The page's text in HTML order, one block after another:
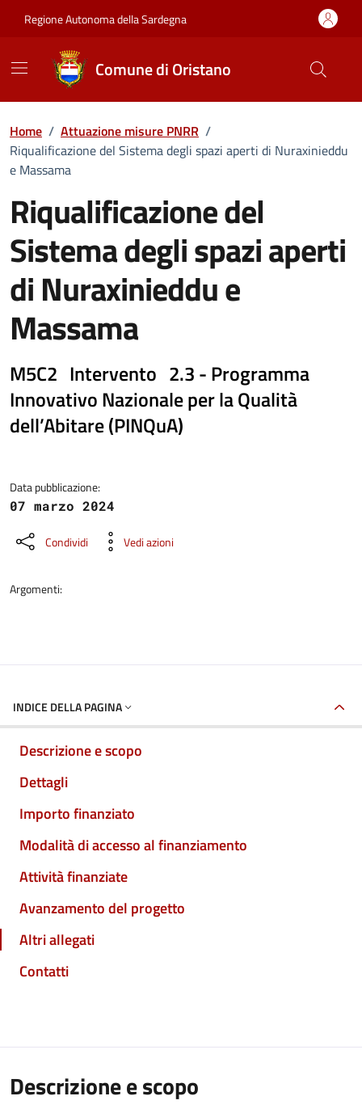
Regione Autonoma della Sardegna
Comune di Oristano
Home / Attuazione misure PNRR /
Riqualificazione del Sistema degli spazi aperti di Nuraxinieddu
e Massama
Riqualificazione del
Sistema degli spazi aperti
di Nuraxinieddu e
Massama
M5C2 Intervento 2.3 - Programma
Innovativo Nazionale per la Qualità
dell’Abitare (PINQuA)
Data pubblicazione:
07 marzo 2024
Condividi Vedi azioni
Argomenti:
INDICE DELLA PAGINA
Descrizione e scopo
Dettagli
Importo finanziato
Modalità di accesso al finanziamento
Attività finanziate
Avanzamento del progetto
Altri allegati
Contatti
Descrizione e scopo